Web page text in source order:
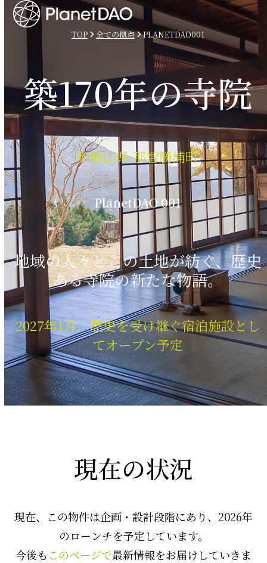
SkipOpen
mobile
Close
mobile
TOP 全ての拠点 PLANETDAO001
築170年の寺院
和歌山県 那智勝浦町
PlanetDAO 001
地域の人々とこの土地が紡ぐ、歴史
ある寺院の新たな物語。
2027年1月、歴史を受け継ぐ宿泊施設とし
てオープン予定
現在の状況
現在、この物件は企画・設計段階にあり、2026年
のローンチを予定しています。
今後も このページで最新情報をお届けしていきま